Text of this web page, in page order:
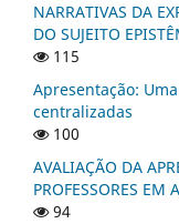
NARRATIVAS DA
DO SUJEITO
115
Apresentação:
centralizadas
100
AVALIAÇÃO DA
PROFESSORES EM
94